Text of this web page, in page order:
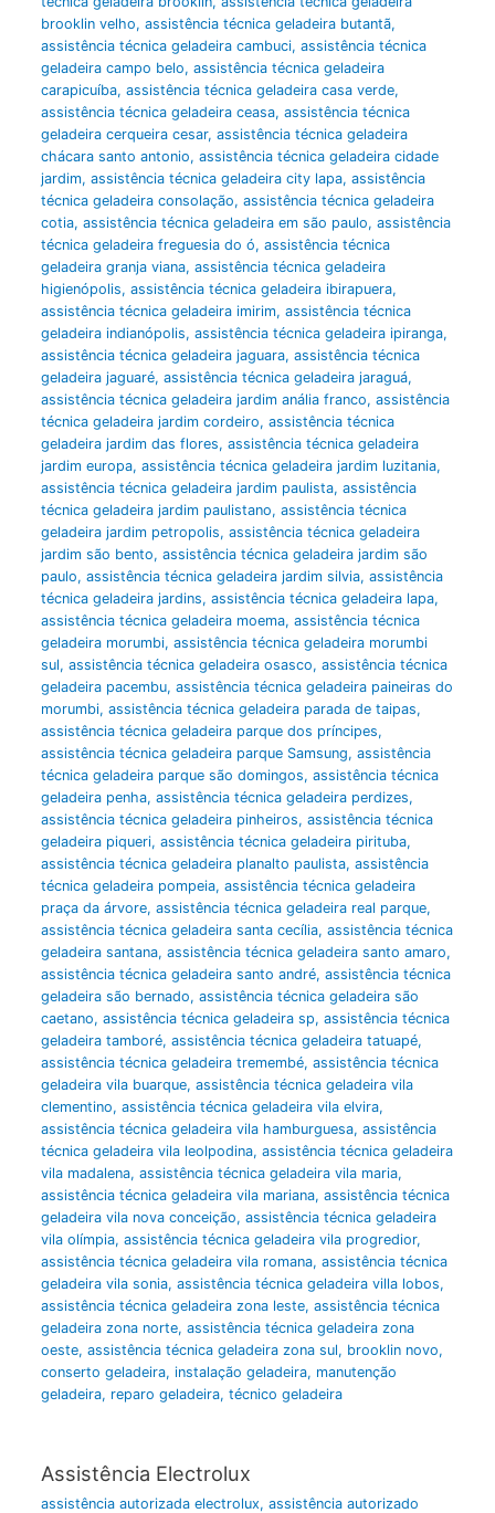
brooklin velho, assistência técnica geladeira butantã,
assistência técnica geladeira cambuci, assistência técnica
geladeira campo belo, assistência técnica geladeira
carapicuíba, assistência técnica geladeira casa verde,
assistência técnica geladeira ceasa, assistência técnica
geladeira cerqueira cesar, assistência técnica geladeira
chácara santo antonio, assistência técnica geladeira cidade
jardim, assistência técnica geladeira city lapa, assistência
técnica geladeira consolação, assistência técnica geladeira
cotia, assistência técnica geladeira em são paulo, assistência
técnica geladeira freguesia do ó, assistência técnica
geladeira granja viana, assistência técnica geladeira
higienópolis, assistência técnica geladeira ibirapuera,
assistência técnica geladeira imirim, assistência técnica
geladeira indianópolis, assistência técnica geladeira ipiranga,
assistência técnica geladeira jaguara, assistência técnica
geladeira jaguaré, assistência técnica geladeira jaraguá,
assistência técnica geladeira jardim anália franco, assistência
técnica geladeira jardim cordeiro, assistência técnica
geladeira jardim das flores, assistência técnica geladeira
jardim europa, assistência técnica geladeira jardim luzitania,
assistência técnica geladeira jardim paulista, assistência
técnica geladeira jardim paulistano, assistência técnica
geladeira jardim petropolis, assistência técnica geladeira
jardim são bento, assistência técnica geladeira jardim são
paulo, assistência técnica geladeira jardim silvia, assistência
técnica geladeira jardins, assistência técnica geladeira lapa,
assistência técnica geladeira moema, assistência técnica
geladeira morumbi, assistência técnica geladeira morumbi
sul, assistência técnica geladeira osasco, assistência técnica
geladeira pacembu, assistência técnica geladeira paineiras do
morumbi, assistência técnica geladeira parada de taipas,
assistência técnica geladeira parque dos príncipes,
assistência técnica geladeira parque Samsung, assistência
técnica geladeira parque são domingos, assistência técnica
geladeira penha, assistência técnica geladeira perdizes,
assistência técnica geladeira pinheiros, assistência técnica
geladeira piqueri, assistência técnica geladeira pirituba,
assistência técnica geladeira planalto paulista, assistência
técnica geladeira pompeia, assistência técnica geladeira
praça da árvore, assistência técnica geladeira real parque,
assistência técnica geladeira santa cecília, assistência técnica
geladeira santana, assistência técnica geladeira santo amaro,
assistência técnica geladeira santo andré, assistência técnica
geladeira são bernado, assistência técnica geladeira são
caetano, assistência técnica geladeira sp, assistência técnica
geladeira tamboré, assistência técnica geladeira tatuapé,
assistência técnica geladeira tremembé, assistência técnica
geladeira vila buarque, assistência técnica geladeira vila
clementino, assistência técnica geladeira vila elvira,
assistência técnica geladeira vila hamburguesa, assistência
técnica geladeira vila leolpodina, assistência técnica geladeira
vila madalena, assistência técnica geladeira vila maria,
assistência técnica geladeira vila mariana, assistência técnica
geladeira vila nova conceição, assistência técnica geladeira
vila olímpia, assistência técnica geladeira vila progredior,
assistência técnica geladeira vila romana, assistência técnica
geladeira vila sonia, assistência técnica geladeira villa lobos,
assistência técnica geladeira zona leste, assistência técnica
geladeira zona norte, assistência técnica geladeira zona
oeste, assistência técnica geladeira zona sul, brooklin novo,
conserto geladeira, instalação geladeira, manutenção
geladeira, reparo geladeira, técnico geladeira
Assistência Electrolux
assistência autorizada electrolux, assistência autorizado